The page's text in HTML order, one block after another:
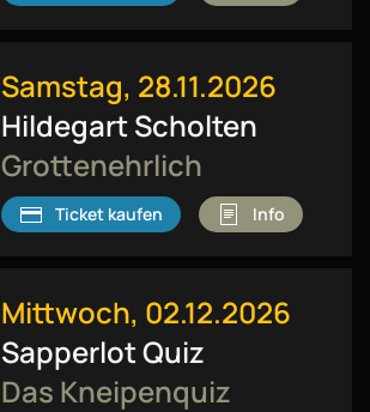
Samstag, 28.11.2026
Hildegart Scholten
Grottenehrlich
Ticket kaufen Info
Mittwoch, 02.12.2026
Sapperlot Quiz
Das Kneipenquiz